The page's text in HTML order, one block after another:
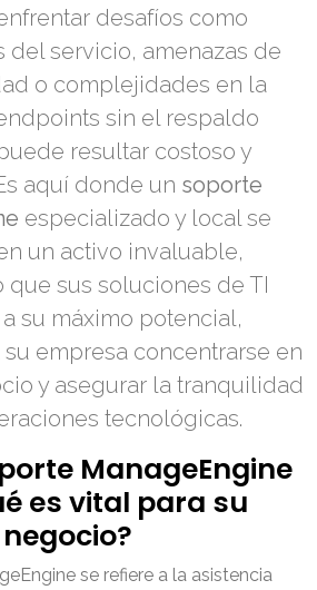
desafíos como
del servicio, amenazas de
o complejidades en la
sin el respaldo
resultar costoso y
aquí donde un soporte
especializado y local se
un activo invaluable,
que sus soluciones de TI
su máximo potencial,
empresa concentrarse en
y asegurar la tranquilidad
tecnológicas.
ManageEngine
es vital para su
negocio?
se refiere a la asistencia